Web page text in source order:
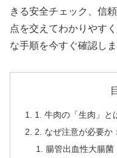
きる安全チェック、信
点を交えてわかりやす
な手順を今すぐ確認しま
1. 牛肉の「生肉」
2. なぜ注意が必要か
腸管出血性大腸菌